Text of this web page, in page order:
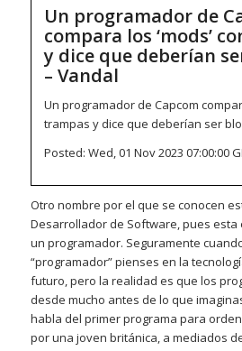
Un programador de
compara los ‘mods’
y dice que deberían
– Vandal
Un programador de Capcom
trampas y dice que deberían ser
Posted: Wed, 01 Nov 2023 07:00:00
Otro nombre por el que se conocen
Desarrollador de Software, pues esta
un programador. Seguramente
“programador” pienses en la
futuro, pero la realidad es que los
desde mucho antes de lo que
habla del primer programa para
por una joven británica, a mediados